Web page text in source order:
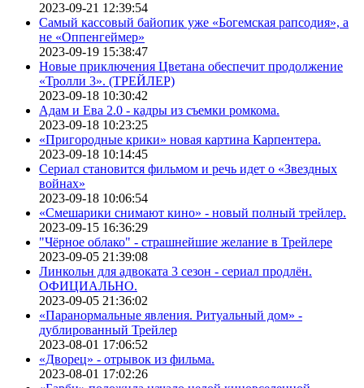
2023-09-21 12:39:54
Самый кассовый байопик уже «Богемская рапсодия», а
не «Оппенгеймер»
2023-09-19 15:38:47
Новые приключения Цветана обеспечит продолжение
«Тролли 3». (ТРЕЙЛЕР)
2023-09-18 10:30:42
Адам и Ева 2.0 - кадры из съемки ромкома.
2023-09-18 10:23:25
«Пригородные крики» новая картина Карпентера.
2023-09-18 10:14:45
Сериал становится фильмом и речь идет о «Звездных
войнах»
2023-09-18 10:06:54
«Смешарики снимают кино» - новый полный трейлер.
2023-09-15 16:36:29
"Чёрное облако" - страшнейшие желание в Трейлере
2023-09-05 21:39:08
Линкольн для адвоката 3 сезон - сериал продлён.
ОФИЦИАЛЬНО.
2023-09-05 21:36:02
«Паранормальные явления. Ритуальный дом» -
дублированный Трейлер
2023-08-01 17:06:52
«Дворец» - отрывок из фильма.
2023-08-01 17:02:26